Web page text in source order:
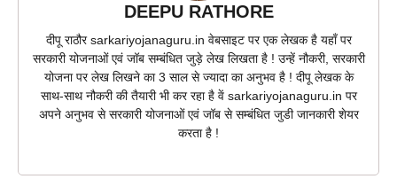
DEEPU RATHORE
दीपू राठौर sarkariyojanaguru.in वेबसाइट पर एक लेखक है यहाँ पर
सरकारी योजनाओं एवं जॉब सम्बंधित जुड़े लेख लिखता है ! उन्हें नौकरी, सरकारी
योजना पर लेख लिखने का 3 साल से ज्यादा का अनुभव है ! दीपू लेखक के
साथ-साथ नौकरी की तैयारी भी कर रहा है वें sarkariyojanaguru.in पर
अपने अनुभव से सरकारी योजनाओं एवं जॉब से सम्बंधित जुडी जानकारी शेयर
करता है !